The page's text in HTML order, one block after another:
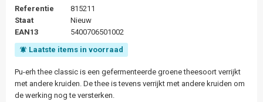
Referentie
815211
Staat
Nieuw
EAN13
5400706501002
notifications_active Laatste items in voorraad
Pu-erh thee classic is een gefermenteerde groene theesoort verrijkt
met andere kruiden. De thee is tevens verrijkt met andere kruiden om
de werking nog te versterken.